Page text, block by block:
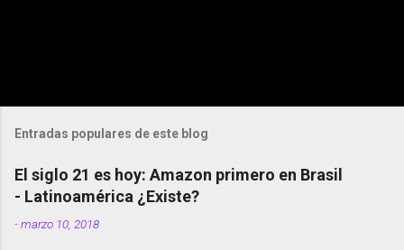
Entradas populares de este blog
El siglo 21 es hoy: Amazon primero en Brasil
- Latinoamérica ¿Existe?
-marzo 10, 2018